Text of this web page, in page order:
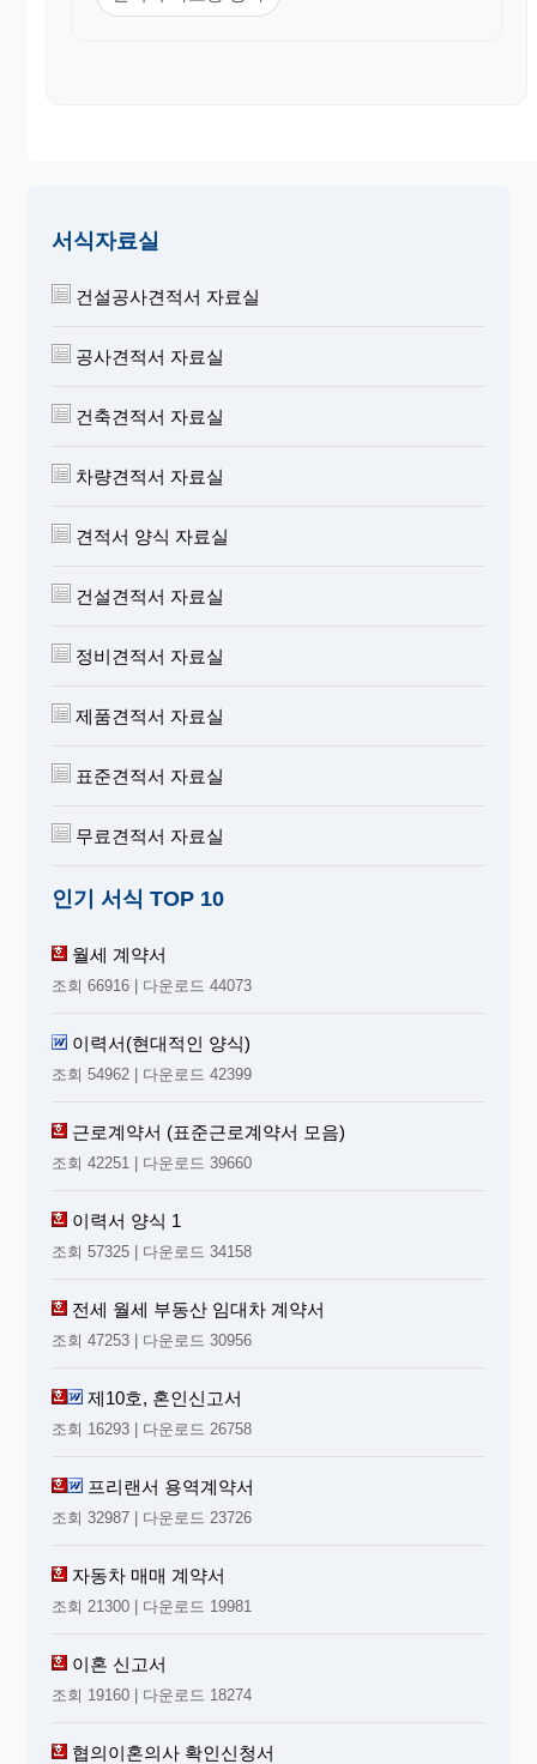
서식자료실
건설공사견적서 자료실
공사견적서 자료실
건축견적서 자료실
차량견적서 자료실
견적서 양식 자료실
건설견적서 자료실
정비견적서 자료실
제품견적서 자료실
표준견적서 자료실
무료견적서 자료실
인기 서식 TOP 10
월세 계약서
조회 66916 | 다운로드 44073
이력서(현대적인 양식)
조회 54962 | 다운로드 42399
근로계약서 (표준근로계약서 모음)
조회 42251 | 다운로드 39660
이력서 양식 1
조회 57325 | 다운로드 34158
전세 월세 부동산 임대차 계약서
조회 47253 | 다운로드 30956
제10호, 혼인신고서
조회 16293 | 다운로드 26758
프리랜서 용역계약서
조회 32987 | 다운로드 23726
자동차 매매 계약서
조회 21300 | 다운로드 19981
이혼 신고서
조회 19160 | 다운로드 18274
협의이혼의사 확인신청서